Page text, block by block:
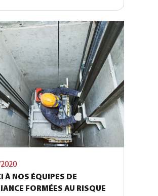
À NOS ÉQUIPES DE
FORMÉES AU RISQUE